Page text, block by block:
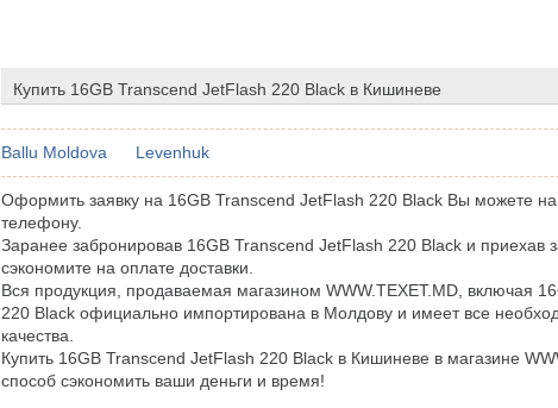
Купить 16GB Transcend JetFlash 220 Black в Кишиневе
Ballu Moldova Levenhuk
Оформить заявку на 16GB Transcend JetFlash 220 Black Вы можете
телефону.
Заранее забронировав 16GB Transcend JetFlash 220 Black и приехав
сэкономите на оплате доставки.
Вся продукция, продаваемая магазином WWW.TEXET.MD, включая
220 Black официально импортирована в Молдову и имеет все
качества.
Купить 16GB Transcend JetFlash 220 Black в Кишиневе в магазине
способ сэкономить ваши деньги и время!